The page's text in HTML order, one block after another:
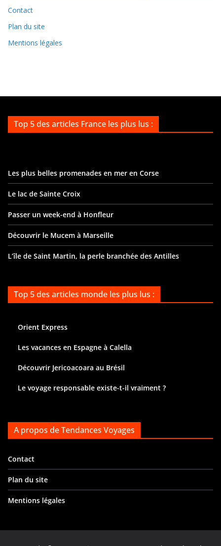
h
v
e
Contact
Plan du site
Mentions légales
Top 5 des articles France les plus lus :
Les plus belles promenades en mer en Corse
Le lac de Sainte Croix
Passer un week-end à Honfleur
Découvrir le Mucem à Marseille
L’île de Saint Martin, la perle branchée des Antilles
Top 5 des articles monde les plus lus :
Orient Express
Les vacances en Espagne à Calella
Découvrir Jericoacoara au Brésil
Le voyage responsable existe-t-il vraiment ?
A propos de Tendances Voyages
Contact
Plan du site
Mentions légales